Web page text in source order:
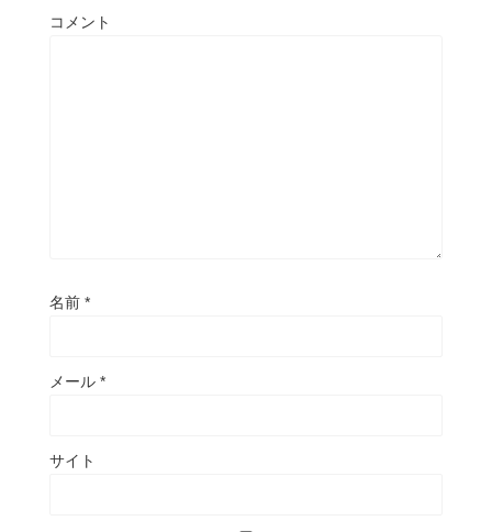
コメント
名前 *
メール *
サイト